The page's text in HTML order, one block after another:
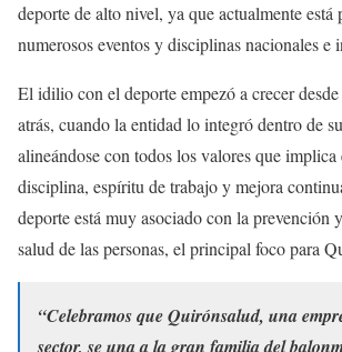
deporte de alto nivel, ya que actualmente está
numerosos eventos y disciplinas nacionales e
El idilio con el deporte empezó a crecer
atrás, cuando la entidad lo integró dentro de
alineándose con todos los valores que implica
disciplina, espíritu de trabajo y mejora
deporte está muy asociado con la prevención
salud de las personas, el principal foco para
“Celebramos que Quirónsalud, una
sector, se una a la gran familia del